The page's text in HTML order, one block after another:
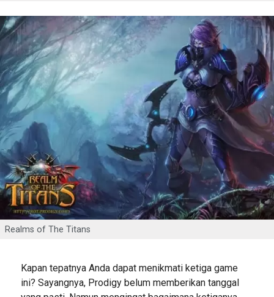
Realms of The Titans
Kapan tepatnya Anda dapat menikmati ketiga game
ini? Sayangnya, Prodigy belum memberikan tanggal